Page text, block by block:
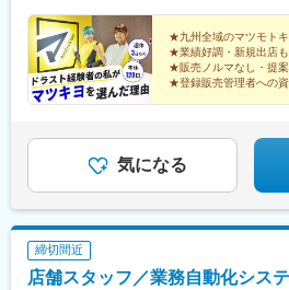
川崎駅、人形町駅、銀座駅、浅草
台駅、熊野前駅、学習院下駅、沼部
駅、原宿駅、青海駅(東京都)、立川
用いただきやすい立地は、社員に
り、仕事を長く続けられる理由のひ
煙対策：敷地内全面禁煙
駅、天神駅、千早駅、呉服町駅(福
陣原駅、薬院駅、姪浜駅、西鉄二日
駅、鍋島駅、西唐津駅、相浦駅、高
ら平戸口駅、棚方駅、早岐駅、崇福
駅、観光通駅、南風崎駅、スタジ
駅、県立体育館前駅、荒尾駅(熊本
駅、西熊本駅、辛島町駅、花畑町駅
駅、門川駅、竜ケ水駅、高見橋駅、
線)、上塩屋駅、広木駅、谷山駅(鹿
治屋町駅、宇宿駅、都通駅、慈眼寺
★九州全域のマツモト
★業績好調・新規出店
★販売ノルマなし・提
★登録販売管理者への
気になる
締切間近
店舗スタッフ／業務自動化シス